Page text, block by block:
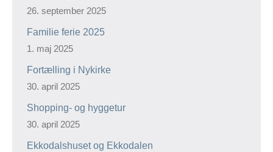
26. september 2025
Familie ferie 2025
1. maj 2025
Fortælling i Nykirke
30. april 2025
Shopping- og hyggetur
30. april 2025
Ekkodalshuset og Ekkodalen